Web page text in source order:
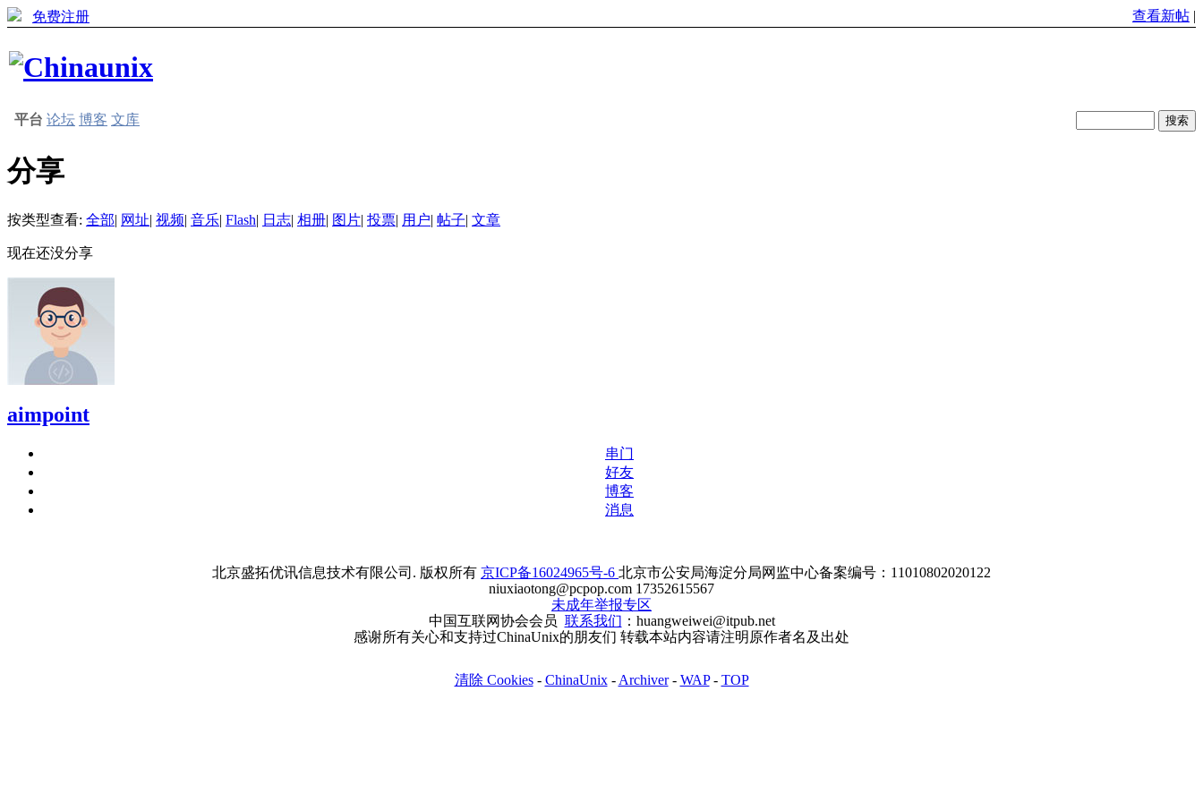
免费注册 查看新帖 |
平台 论坛 博客 文库
分享
按类型查看: 全部| 网址| 视频| 音乐| Flash| 日志| 相册| 图片| 投票| 用户| 帖子| 文章
现在还没分享
aimpoint
串门
好友
博客
消息
北京盛拓优讯信息技术有限公司. 版权所有 京ICP备16024965号-6 北京市公安局海淀分局网监中心备案编号：11010802020122
niuxiaotong@pcpop.com 17352615567
未成年举报专区
中国互联网协会会员 联系我们 ：huangweiwei@itpub.net
感谢所有关心和支持过ChinaUnix的朋友们 转载本站内容请注明原作者名及出处
清除 Cookies- ChinaUnix- Archiver- WAP- TOP